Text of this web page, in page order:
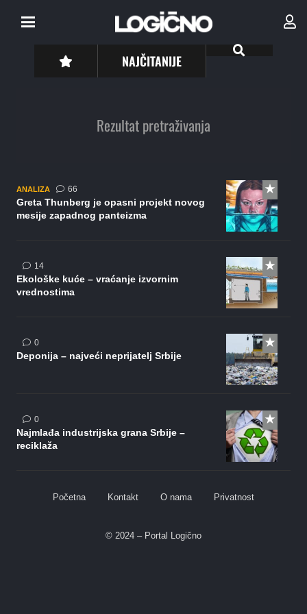
NAJČITANIJE
Rezultat pretraživanja
ANALIZA 66komentara
Greta Thunberg je opasni projekt novog
mesije zapadnog panteizma
14komentara
Ekološke kuće – vraćanje izvornim
vrednostima
0
Deponija – najveći neprijatelj Srbije
0
Najmlađa industrijska grana Srbije –
reciklaža
Početna Kontakt O nama Privatnost
© 2024 – Portal Logično